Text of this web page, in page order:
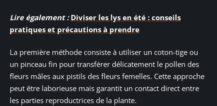
Lire également : Diviser les lys en été : conseils
pratiques et précautions à prendre
La première méthode consiste à utiliser un coton-tige ou
un pinceau fin pour transférer délicatement le pollen des
fleurs mâles aux pistils des fleurs femelles. Cette approche
peut être laborieuse mais garantit un contact direct entre
les parties reproductrices de la plante.